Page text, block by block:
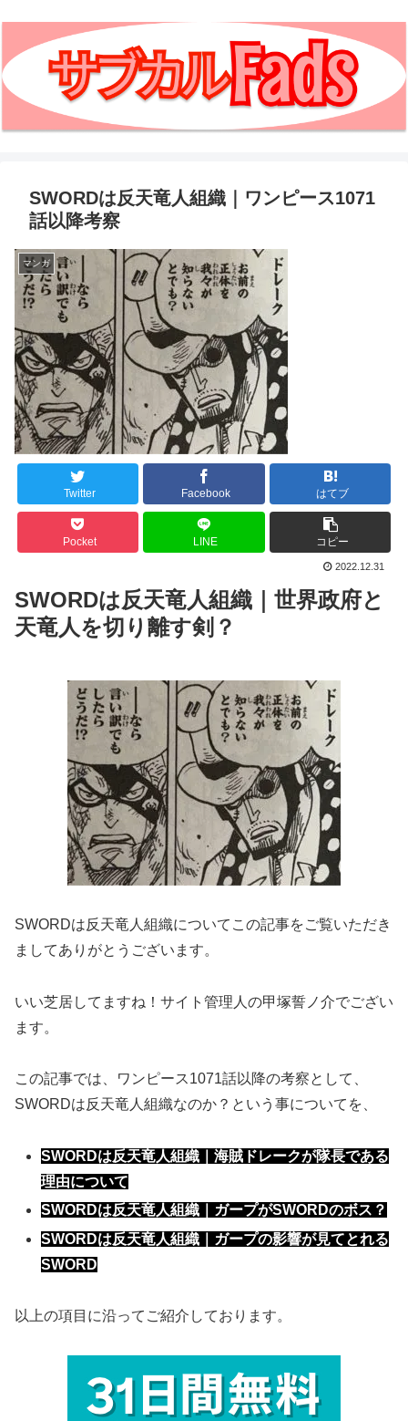
SWORDは反天竜人組織｜ワンピース1071
話以降考察
マンガ
Twitter Facebook はてブ
Pocket LINE コピー
2022.12.31
SWORDは反天竜人組織｜世界政府と
天竜人を切り離す剣？
SWORDは反天竜人組織についてこの記事をご覧いただき
ましてありがとうございます。
いい芝居してますね！サイト管理人の甲塚誓ノ介でござい
ます。
この記事では、ワンピース1071話以降の考察として、
SWORDは反天竜人組織なのか？という事についてを、
SWORDは反天竜人組織｜海賊ドレークが隊長である
理由について
SWORDは反天竜人組織｜ガープがSWORDのボス？
SWORDは反天竜人組織｜ガープの影響が見てとれる
SWORD
以上の項目に沿ってご紹介しております。